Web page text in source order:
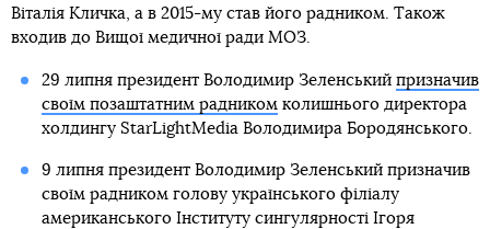
Віталія Кличка, а в 2015-му став його радником. Також
входив до Вищої медичної ради МОЗ.
29 липня президент Володимир Зеленський призначив
своїм позаштатним радникомколишнього директора
холдингу StarLightMedia Володимира Бородянського.
9 липня президент Володимир Зеленський призначив
своїм радником голову українського філіалу
американського Інституту сингулярності Ігоря